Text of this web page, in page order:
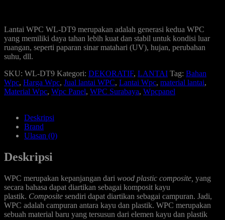
Lantai WPC WL-DT9 merupakan adalah generasi kedua WPC
yang memiliki daya tahan lebih kuat dan stabil untuk kondisi luar
ruangan, seperti paparan sinar matahari (UV), hujan, perubahan
suhu, dll.
SKU: WL-DT9 Kategori: DEKORATIF, LANTAI Tag: Bahan
Wpc, Harga Wpc, Jual lantai WPC, Lantai Wpc, material lantai,
Material Wpc, Wpc Panel, WPC Surabaya, Wpcpanel
Deskripsi
Brand
Ulasan (0)
Deskripsi
WPC merupakan kepanjangan dari wood plastic composite, yang
secara bahasa dapat diartikan sebagai komposit kayu
plastik. Composite sendiri dapat diartikan sebagai campuran. Jadi,
WPC adalah campuran antara kayu dan plastik. WPC merupakan
sebuah material baru yang tersusun dari elemen kayu dan plastik